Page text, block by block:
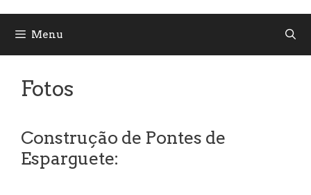
Menu
Fotos
Construção de Pontes de
Esparguete: